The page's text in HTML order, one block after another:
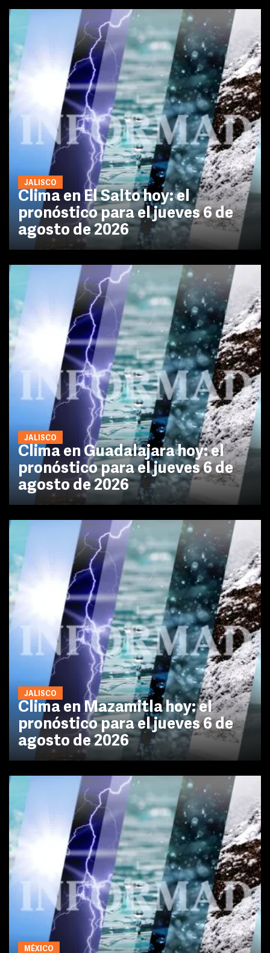
JALISCO
Clima en El Salto hoy: el
pronóstico para el jueves 6 de
agosto de 2026
JALISCO
Clima en Guadalajara hoy: el
pronóstico para el jueves 6 de
agosto de 2026
JALISCO
Clima en Mazamitla hoy: el
pronóstico para el jueves 6 de
agosto de 2026
MÉXICO